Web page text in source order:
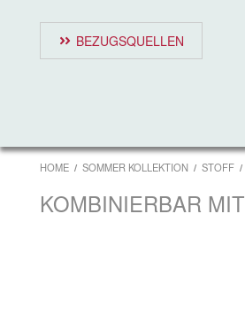
BEZUGSQUELLEN
HOME SOMMER KOLLEKTION STOFF
KOMBINIERBAR MIT